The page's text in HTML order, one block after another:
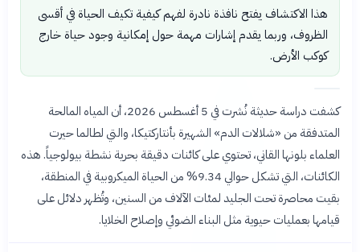
هذا الاكتشاف يفتح نافذة نادرة لفهم كيفية تكيف الحياة في أقسى
الظروف، وربما يقدم إشارات مهمة حول إمكانية وجود حياة خارج
كوكب الأرض.
كشفت دراسة حديثة نُشرت في 5 أغسطس 2026، أن المياه المالحة
المتدفقة من «شلالات الدم» الشهيرة بأنتاركتيكا، والتي لطالما حيرت
العلماء بلونها القاني، تحتوي على كائنات دقيقة بحرية نشطة بيولوجياً. هذه
الكائنات، التي تشكل حوالي 9.34% من الحياة الميكروبية في المنطقة،
بقيت محاصرة تحت الجليد لمئات الآلاف من السنين، وتُظهر دلائل على
قيامها بعمليات حيوية مثل البناء الضوئي وإصلاح الخلايا.